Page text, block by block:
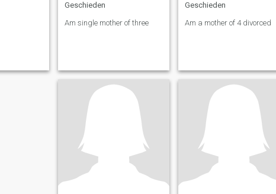
Geschieden
Am single mother of three
Geschieden
Am a mother of 4 divorced